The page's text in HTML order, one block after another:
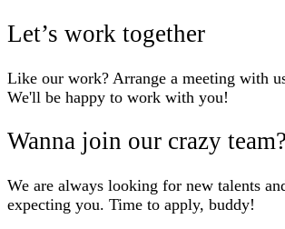
Let’s work together
Like our work? Arrange a meeting with
We'll be happy to work with you!
Wanna join our crazy team?
We are always looking for new talents
expecting you. Time to apply, buddy!